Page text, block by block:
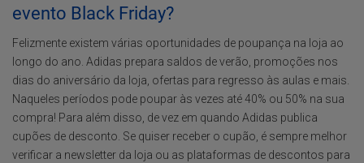
evento Black Friday?
Felizmente existem várias oportunidades de poupança na loja ao
longo do ano. Adidas prepara saldos de verão, promoções nos
dias do aniversário da loja, ofertas para regresso às aulas e mais.
Naqueles períodos pode poupar às vezes até 40% ou 50% na sua
compra! Para além disso, de vez em quando Adidas publica
cupões de desconto. Se quiser receber o cupão, é sempre melhor
verificar a newsletter da loja ou as plataformas de descontos para